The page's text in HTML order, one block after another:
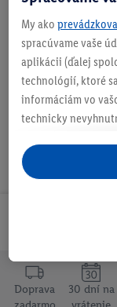
O produkte
Doprava
30 dní na
My ako
spracúvame vaše
aplikácii (ďalej
technológií, ktoré
informáciám vo
technicky
personalizovanú
ste účastníkom
aj údaje z vášho
následne si
tiež vytvoriť
ktorú tam uvediete,